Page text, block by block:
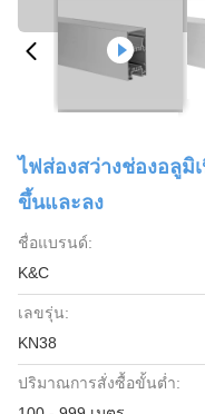
ไฟส่องสว่างช่องอลูมิ
ขึ้นและลง
ชื่อแบรนด์:
K&C
เลขรุ่น:
KN38
ปริมาณการสั่งซื้อขั้นต่ำ: